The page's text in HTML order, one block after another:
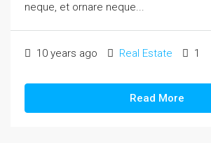
neque, et ornare neque...
10 years ago Real Estate 1
Read More